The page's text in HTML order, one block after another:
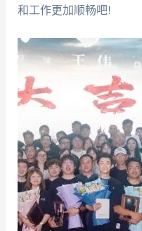
和工作更加顺畅吧!